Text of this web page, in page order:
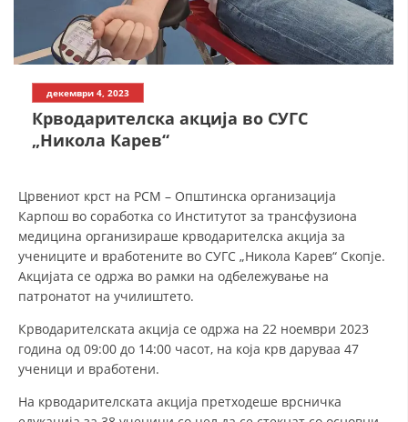
ПРИРАЧНИЦИ
СТРАТЕГИИ
ЕДУКАТИВНО ИНФОРМАТИВНИ МАТЕРИЈАЛИ
БРОШУРИ
декември 4, 2023
Крводарителска акција во СУГС
„Никола Карев“
Црвениот крст на РСМ – Општинска организација
Карпош во соработка со Институтот за трансфузиона
медицина организираше крводарителска акција за
учениците и вработените во СУГС „Никола Карев“ Скопје.
Акцијата се одржа во рамки на одбележување на
патронатот на училиштето.
Крводарителската акција се одржа на 22 ноември 2023
година од 09:00 до 14:00 часот, на која крв даруваа 47
ученици и вработени.
На крводарителската акција претходеше врсничка